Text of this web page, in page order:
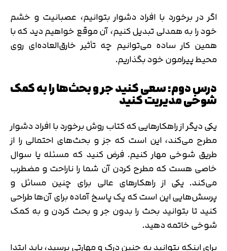
اگر در برخورد با افراد دشوار بتوانیم، عصبانیت و خشم
خود را به همدلی تبدیل کنیم، آن موقع خواهیم دید که با
همین کار ساده می‌توانیم چه تأثیر خارق‌العاده‌ای روی
محیط پیرامون خود بگذاریم.
درس دوم: سعی کنید جر و بحث‌ها را به کمک
شوخی مدیریت کنید
یکی دیگر از راهکارهایی که کتاب روش برخورد با افراد دشوار
مطرح می‌‌کند، این است که جز و بحث‌های احتمالی را از
طریق شوخی مهار کنیم. فرض کنید که مسئله یا سوال
خاصی هست که مطرح کردن آن شما را ناراحت و مضطرب
می‌کند. یکی از راهکارهای عالی برای چنین مسائل و
پرسش‌هایی این است که یک پاسخ آماده برای آن‌ها طراحی
کنید تا بتوانید بحث را بدون جر و بحث کردن و به کمک
شوخی خاتمه دهید.
برای اینکه بتوانید به چنین درک و مهارتی برسید، باید ابتدا